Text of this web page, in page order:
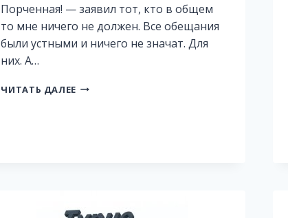
Порченная! — заявил тот, кто в общем
то мне ничего не должен. Все обещания
были устными и ничего не значат. Для
них. А…
ЧИТАТЬ ДАЛЕЕ ЛЕДИ